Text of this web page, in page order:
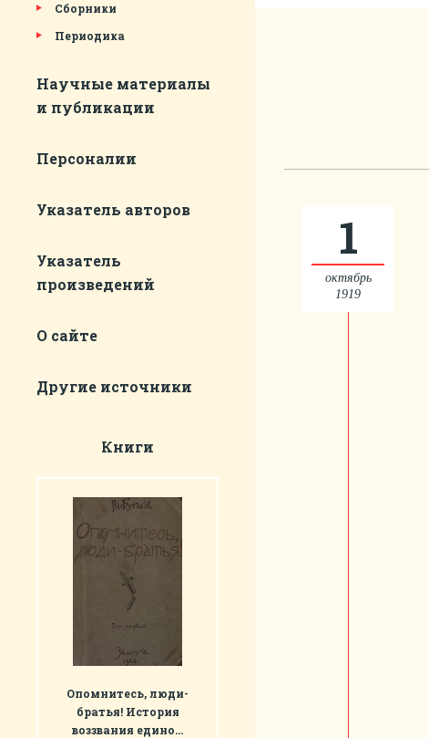
Сборники
Периодика
Научные материалы
и публикации
Персоналии
Указатель авторов
Указатель
произведений
О сайте
Другие источники
Книги
Опомнитесь, люди-
братья! История
воззвания едино…
1
октябрь
1919